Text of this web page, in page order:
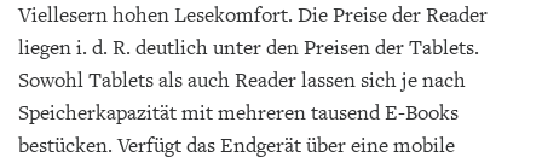
Viellesern hohen Lesekomfort. Die Preise der Reader
liegen i. d. R. deutlich unter den Preisen der Tablets.
Sowohl Tablets als auch Reader lassen sich je nach
Speicherkapazität mit mehreren tausend E-Books
bestücken. Verfügt das Endgerät über eine mobile